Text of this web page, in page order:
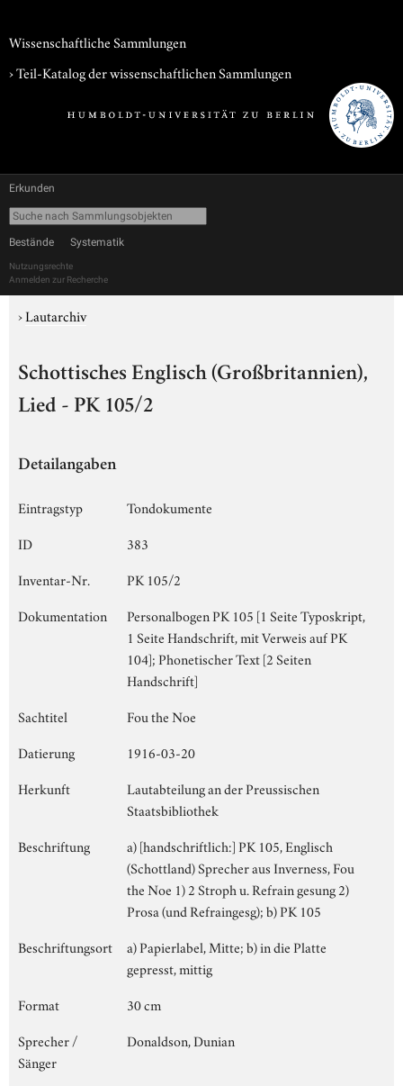
Wissenschaftliche Sammlungen
› Teil-Katalog der wissenschaftlichen Sammlungen
Erkunden
Bestände Systematik
Nutzungsrechte
Anmelden zur Recherche
›Lautarchiv
Schottisches Englisch (Großbritannien),
Lied - PK 105/2
Detailangaben
Eintragstyp
Tondokumente
ID
383
Inventar-Nr.
PK 105/2
Dokumentation
Personalbogen PK 105 [1 Seite Typoskript,
1 Seite Handschrift, mit Verweis auf PK
104]; Phonetischer Text [2 Seiten
Handschrift]
Sachtitel
Fou the Noe
Datierung
1916-03-20
Herkunft
Lautabteilung an der Preussischen
Staatsbibliothek
Beschriftung
a) [handschriftlich:] PK 105, Englisch
(Schottland) Sprecher aus Inverness, Fou
the Noe 1) 2 Stroph u. Refrain gesung 2)
Prosa (und Refraingesg); b) PK 105
Beschriftungsort
a) Papierlabel, Mitte; b) in die Platte
gepresst, mittig
Format
30 cm
Sprecher /
Sänger
Donaldson, Dunian